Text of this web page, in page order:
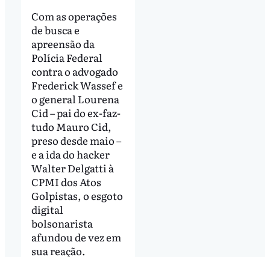
Com as operações
de busca e
apreensão da
Polícia Federal
contra o advogado
Frederick Wassef e
o general Lourena
Cid – pai do ex-faz-
tudo Mauro Cid,
preso desde maio –
e a ida do hacker
Walter Delgatti à
CPMI dos Atos
Golpistas, o esgoto
digital
bolsonarista
afundou de vez em
sua reação.